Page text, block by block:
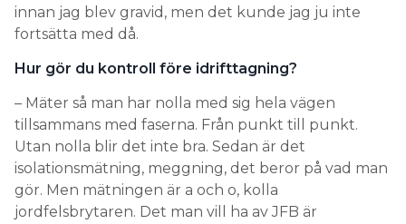
innan jag blev gravid, men det kunde jag ju inte
fortsätta med då.
Hur gör du kontroll före idrifttagning?
– Mäter så man har nolla med sig hela vägen
tillsammans med faserna. Från punkt till punkt.
Utan nolla blir det inte bra. Sedan är det
isolationsmätning, meggning, det beror på vad man
gör. Men mätningen är a och o, kolla
jordfelsbrytaren. Det man vill ha av JFB är